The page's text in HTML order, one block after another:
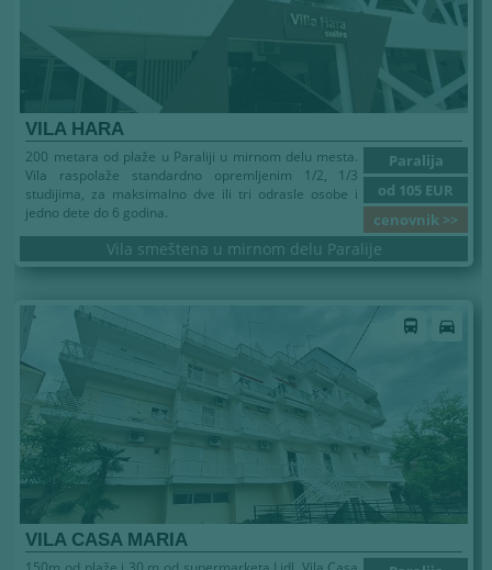
VILA HARA
Paralija
od 105 EUR
cenovnik >>
200 metara od plaže u Paraliji u mirnom delu mesta.
Vila raspolaže standardno opremljenim 1/2, 1/3
studijima, za maksimalno dve ili tri odrasle osobe i
jedno dete do 6 godina.
Vila smeštena u mirnom delu Paralije
directions_bus directions_car
VILA CASA MARIA